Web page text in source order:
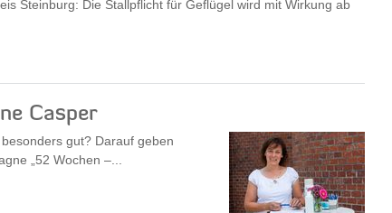
Steinburg: Die Stallpflicht für Geflügel wird mit Wirkung ab
Casper
gut? Darauf geben
„52 Wochen –...